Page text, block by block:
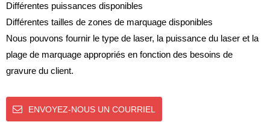
Différentes puissances disponibles
Différentes tailles de zones de marquage disponibles
Nous pouvons fournir le type de laser, la puissance du laser et la
plage de marquage appropriés en fonction des besoins de
gravure du client.
ENVOYEZ-NOUS UN COURRIEL